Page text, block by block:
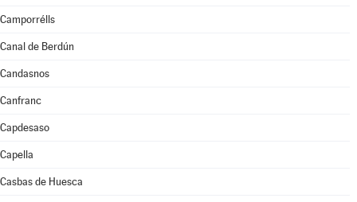
Camporrélls
Canal de Berdún
Candasnos
Canfranc
Capdesaso
Capella
Casbas de Huesca